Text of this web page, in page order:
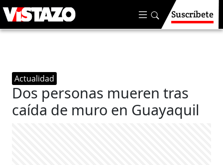
Suscríbete
Actualidad
Dos personas mueren tras
caída de muro en Guayaquil